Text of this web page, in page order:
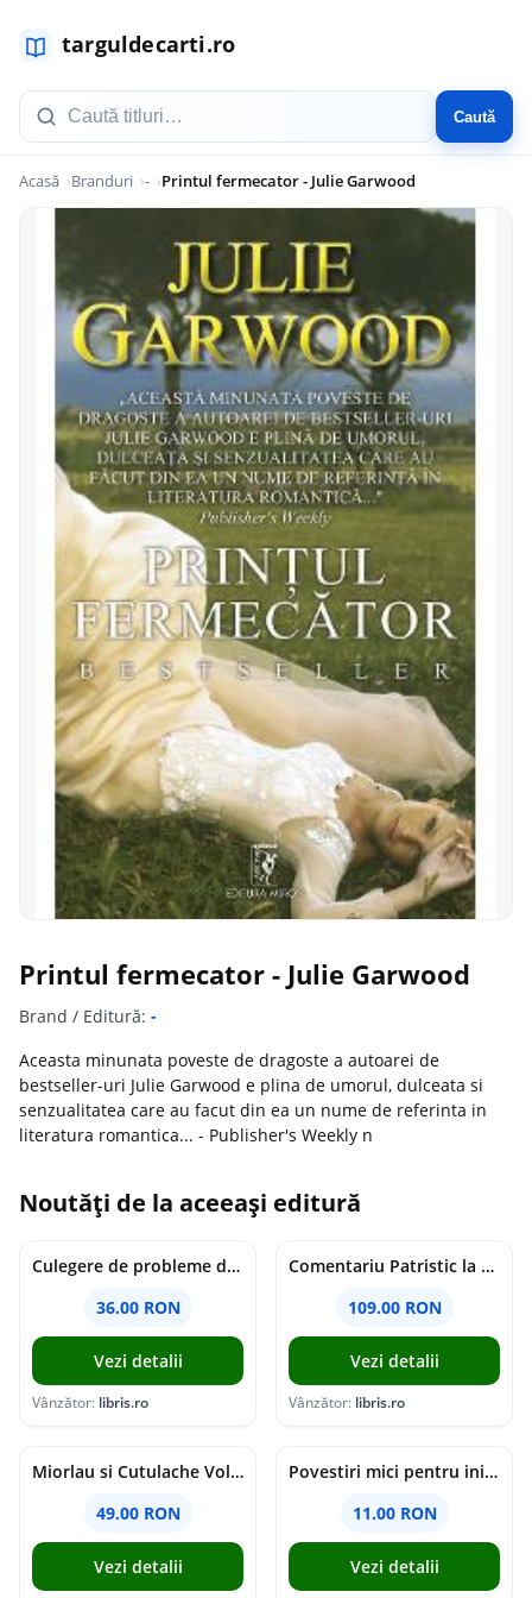
Caută
Acasă Branduri - Printul fermecator - Julie Garwood
Printul fermecator - Julie Garwood
Brand / Editură: -
Aceasta minunata poveste de dragoste a autoarei de
bestseller-uri Julie Garwood e plina de umorul, dulceata si
senzualitatea care au facut din ea un nume de referinta in
literatura romantica... - Publisher's Weekly n
Noutăți de la aceeași editură
Culegere de probleme de matematica - Clasa 8 - Ioana Monalisa Manea, Cristina Neagoe
36.00 RON
Vezi detalii
Vânzător: libris.ro
Comentariu Patristic la Scriptura. Vechiul Testament II. Geneza, 12-50 - George Claudiu Tutu, Mark Sheridan, Alexander Baumgarten, Thomas C. Oden
109.00 RON
Vezi detalii
Vânzător: libris.ro
Miorlau si Cutulache Vol.1: Cu bicicleta pana la Luna - Timo Parvela
49.00 RON
Vezi detalii
Povestiri mici pentru inimi mari - Adrian Chiaga, Cristina Chiaga
11.00 RON
Vezi detalii